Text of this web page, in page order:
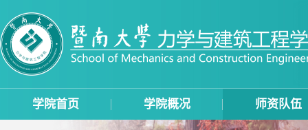
学院首页 学院概况 师资队伍